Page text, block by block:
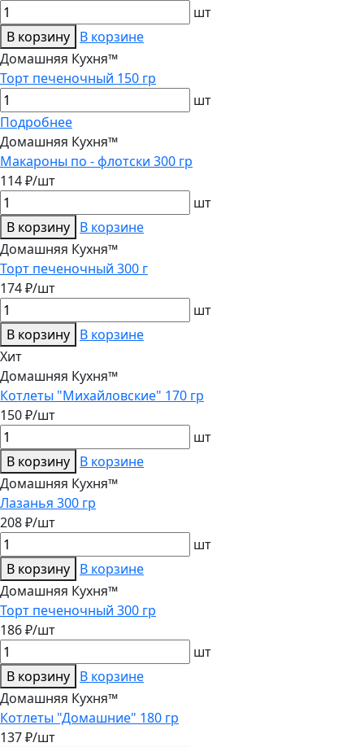
шт
В корзину В корзине
Домашняя Кухня™
Торт печеночный 150 гр
шт
Подробнее
Домашняя Кухня™
Макароны по - флотски 300 гр
114 ₽/шт
шт
В корзину В корзине
Домашняя Кухня™
Торт печеночный 300 г
174 ₽/шт
шт
В корзину В корзине
Хит
Домашняя Кухня™
Котлеты "Михайловские" 170 гр
150 ₽/шт
шт
В корзину В корзине
Домашняя Кухня™
Лазанья 300 гр
208 ₽/шт
шт
В корзину В корзине
Домашняя Кухня™
Торт печеночный 300 гр
186 ₽/шт
шт
В корзину В корзине
Домашняя Кухня™
Котлеты "Домашние" 180 гр
137 ₽/шт